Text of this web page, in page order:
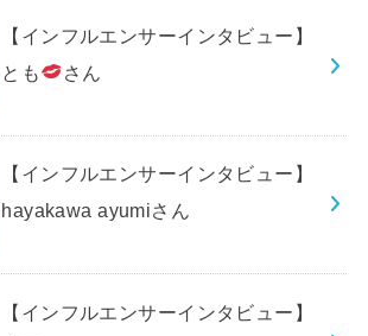
【インフルエンサーインタビュー】
とも
さん
【インフルエンサーインタビュー】
hayakawa ayumiさん
【インフルエンサーインタビュー】